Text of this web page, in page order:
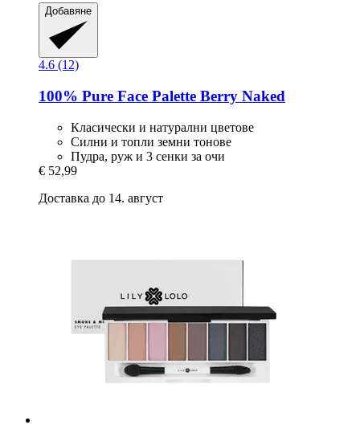
Добавяне
4.6 (12)
100% Pure Face Palette Berry Naked
Класически и натурални цветове
Силни и топли земни тонове
Пудра, руж и 3 сенки за очи
€ 52,99
Доставка до 14. август